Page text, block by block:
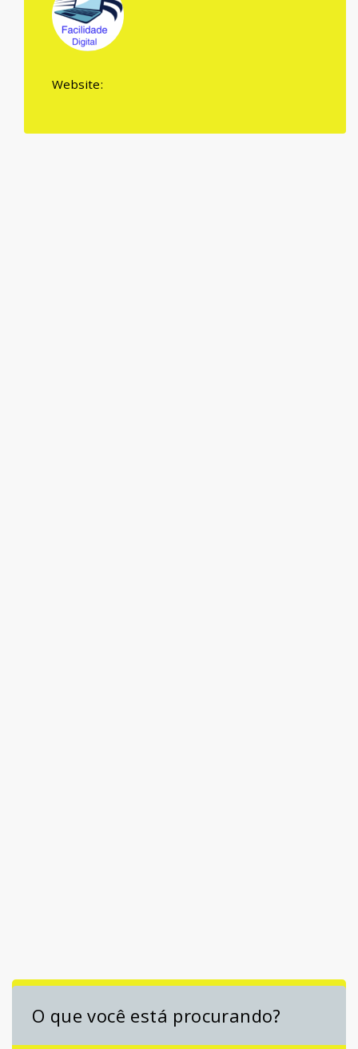
O que você está procurando?
Website: